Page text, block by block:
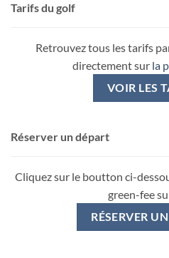
Tarifs du golf
Retrouvez tous les tarifs
directement sur la
VOIR LES
Réserver un départ
Cliquez sur le boutton ci-
green-fee
RÉSERVER